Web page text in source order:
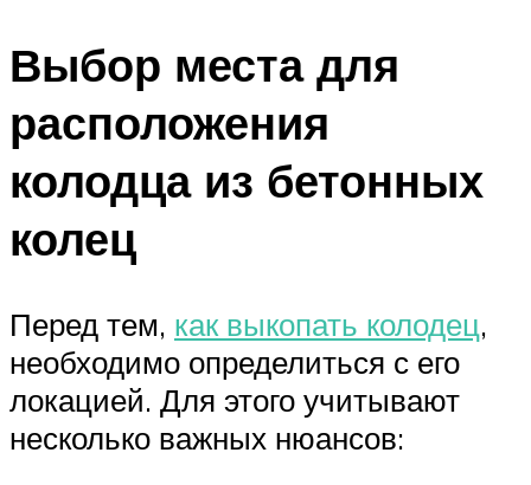
Выбор места для
расположения
колодца из бетонных
колец
Перед тем, как выкопать колодец,
необходимо определиться с его
локацией. Для этого учитывают
несколько важных нюансов: